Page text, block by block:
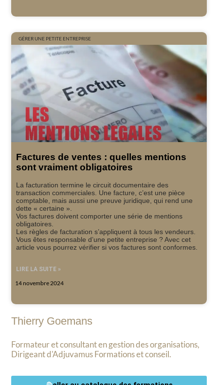
GÉRER UNE PETITE ENTREPRISE
Factures de ventes : quelles mentions
sont vraiment obligatoires
La facturation termine le circuit documentaire des
transaction commerciales. Une facture, c’est une pièce
comptable, mais aussi une preuve juridique, qui rend une
dette « certaine ».
Vos factures doivent comporter une série de mentions
obligatoires.
Les règles de facturation s’appliquent à tous les vendeurs.
Vous êtes responsable d’une petite entreprise ? Avec cet
article vous pourrez vérifier si vos factures sont conformes.
LIRE LA SUITE »
14 novembre 2024
Thierry Goemans
Formateur et consultant en gestion des organisations,
Dirigeant d'Adjuvamus Formations et conseil.